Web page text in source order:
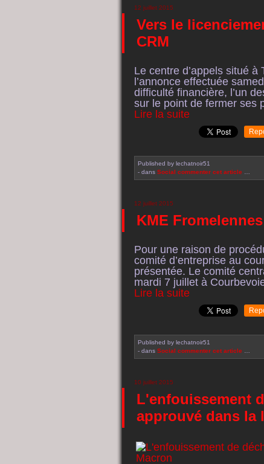
12 juillet 2015
Vers le
CRM
Le centre d’appels situé à
l’annonce effectuée
difficulté financière, l’un
sur le point de fermer ses
Lire la suite
Published by lechatnoir51
- dans Social commenter cet article
12 juillet 2015
KME
Pour une raison de
comité d’entreprise au
présentée. Le comité
mardi 7 juillet à
Lire la suite
Published by lechatnoir51
- dans Social commenter cet article
10 juillet 2015
L'enfouissement
approuvé dans la